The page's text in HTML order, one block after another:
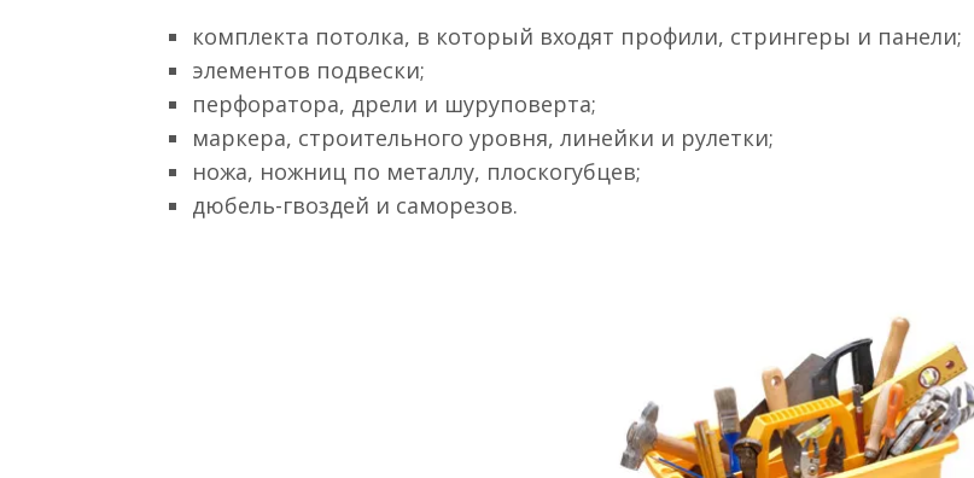
комплекта потолка, в который входят профили, стрингеры и панели;
элементов подвески;
перфоратора, дрели и шуруповерта;
маркера, строительного уровня, линейки и рулетки;
ножа, ножниц по металлу, плоскогубцев;
дюбель-гвоздей и саморезов.